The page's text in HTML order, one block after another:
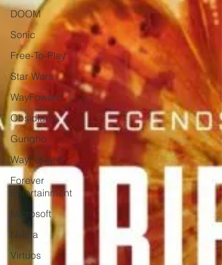
DOOM
Sonic
Free-To-Play
Star Wars
WayFoward
Obsidian
Gungho
WayFoward
Forever
Entertainment
Microsoft
Nvidia
Virtuos